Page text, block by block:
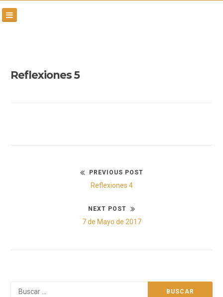
Skip
to
Reflexiones 5
PREVIOUS POST
Previous
Reflexiones 4
NEXT POST
Next
7 de Mayo de 2017
Buscar: